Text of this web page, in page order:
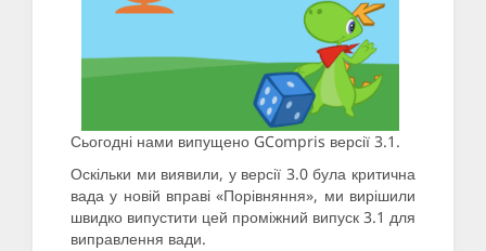
Сьогодні нами випущено GCompris версії 3.1.
Оскільки ми виявили, у версії 3.0 була критична
вада у новій вправі «Порівняння», ми вирішили
швидко випустити цей проміжний випуск 3.1 для
виправлення вади.